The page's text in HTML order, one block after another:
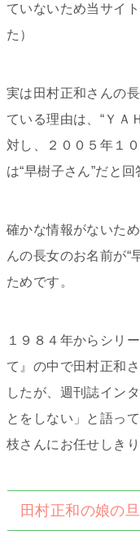
ていないため当サイ
た）
実は田村正和さんの
ている理由は、“ＹＡ
対し、２００５年１
は“早樹子さん”だと
確かな情報がないた
んの長女のお名前が“
ためです。
１９８４年からシリ
て』の中で田村正和
したが、週刊誌イン
とをしない」と語っ
枝さんにお任せしき
田村正和の娘の